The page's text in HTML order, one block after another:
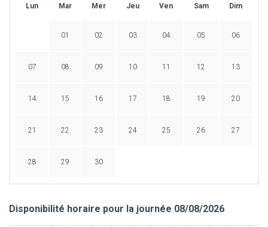
Lun Mar Mer Jeu Ven Sam Dim
01 02 03 04 05 06
07 08 09 10 11 12 13
14 15 16 17 18 19 20
21 22 23 24 25 26 27
28 29 30
Disponibilité horaire pour la journée 08/08/2026